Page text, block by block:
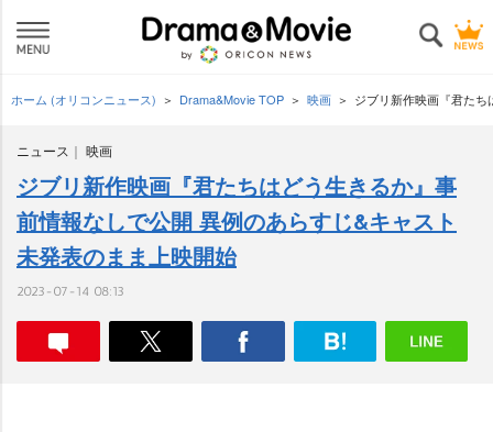
ホーム (オリコンニュース) Drama&Movie TOP 映画 ジブリ新作映画『君た
ニュース 映画
ジブリ新作映画『君たちはどう生きるか』事
前情報なしで公開 異例のあらすじ&キャスト
未発表のまま上映開始
2023-07-14 08:13